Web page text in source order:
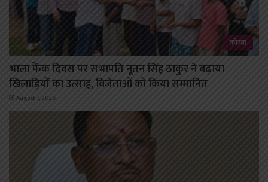
कोरबा
भाला फेंक दिवस पर सभापति नूतन सिंह ठाकुर ने बढ़ाया
खिलाड़ियों का उत्साह, विजेताओं को किया सम्मानित
August 7, 2026